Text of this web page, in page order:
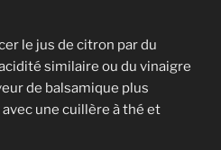
le jus de citron par du
similaire ou du vinaigre
de balsamique plus
une cuillère à thé et